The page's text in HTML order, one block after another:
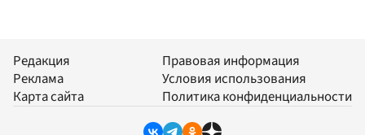
Редакция
Реклама
Карта сайта
Правовая информация
Условия использования
Политика конфиденциальности